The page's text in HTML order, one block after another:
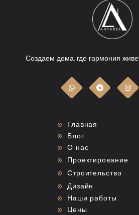
Создаем дома, где гармония
Главная
Блог
О нас
Проектирование
Строительство
Дизайн
Наши работы
Цены